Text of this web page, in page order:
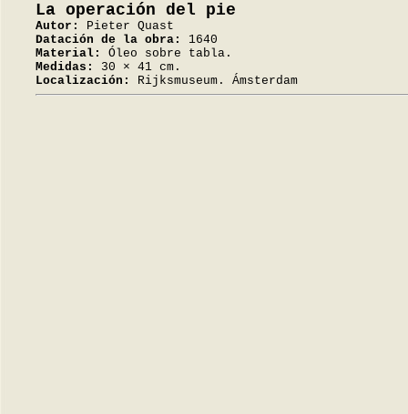
La operación del pie
Autor:
Pieter Quast
Datación de la obra:
1640
Material:
Óleo sobre tabla.
Medidas:
30 × 41 cm.
Localización:
Rijksmuseum. Ámsterdam